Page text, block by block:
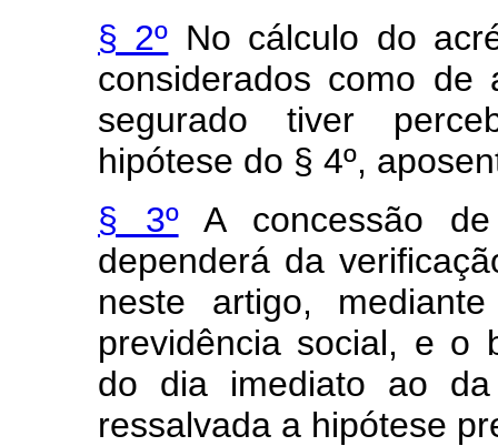
§ 2º No cálculo do
considerados como
segurado tiver
hipótese do § 4º,
§ 3ºA concessão de
dependerá da
neste artigo,
previdência social, e o
do dia imediato ao da
ressalvada a hipótese